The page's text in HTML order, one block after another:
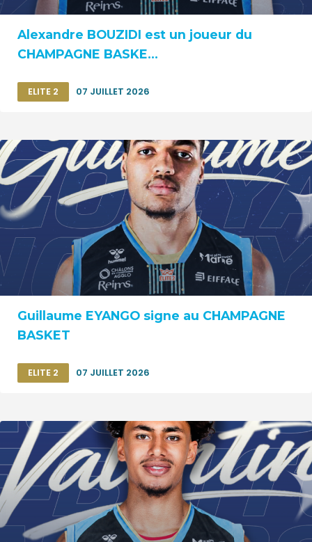
Alexandre BOUZIDI est un joueur du
CHAMPAGNE BASKE...
ELITE 2 07 JUILLET 2026
Guillaume EYANGO signe au CHAMPAGNE
BASKET
ELITE 2 07 JUILLET 2026